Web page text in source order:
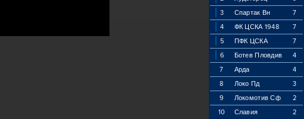
3
Спартак Вн
7
4
ФК ЦСКА 1948
7
5
ПФК ЦСКА
7
6
Ботев Пловдив
4
7
Арда
4
8
Локо Пд
3
9
Локомотив Сф
2
10
Славия 2